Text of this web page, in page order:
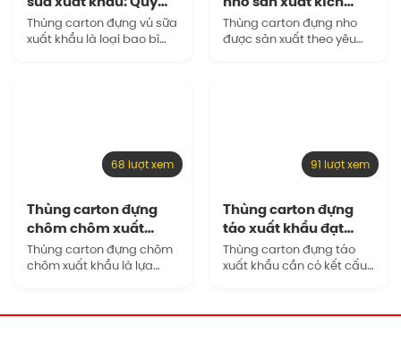
cách và…
Thùng carton đựng vú sữa
xuất khẩu là loại bao bì
thước tùy chỉnh…
Thùng carton đựng nho
được sản xuất theo yêu
68 lượt xem
Thùng carton đựng
chôm chôm xuất
khẩu sản xuất uy…
Thùng carton đựng chôm
chôm xuất khẩu là lựa
xuất theo quy cách riêng,
91 lượt xem
Thùng carton đựng
táo xuất khẩu đạt
chuẩn đóng gói…
Thùng carton đựng táo
xuất khẩu cần có kết cấu
hình dạng trong suốt quá